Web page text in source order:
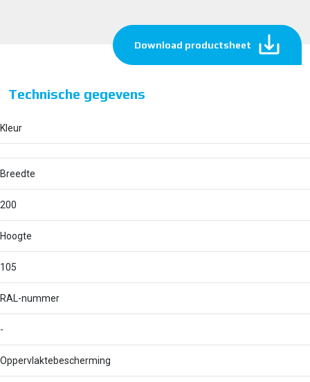
Download productsheet
Technische gegevens
Kleur
Breedte
200
Hoogte
105
RAL-nummer
-
Oppervlaktebescherming